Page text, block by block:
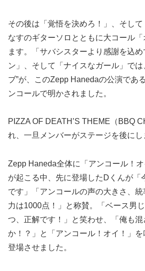
その後は「覚悟を決めろ！」、そし
なすのギターソロとともに大コール
ます。「サバシスターより感謝を込
ン」、そして「ナイスなガール」では
ブ”が、このZepp Hanedaの公演であ
ンコールで明かされました。
PIZZA OF DEATH’S THEME（BBQ
れ、一旦メンバーがステージを後にし
Zepp Haneda全体に「アンコール！
が起こる中、先に登場したDくんが「
です」「アンコールの声の大きさ、統
力は1000点！」と称賛。「ベース男
つ、正解です！」と笑わせ、「俺も
か！？」と「アンコール！オイ！」を
登場させました。